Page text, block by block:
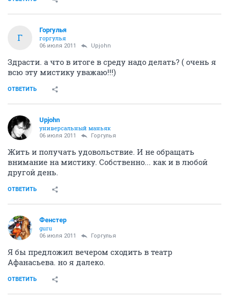
Г
Горгулья
горгулья
06 июля 2011 Upjohn
Здрасти. а что в итоге в среду надо делать? ( очень я
всю эту мистику уважаю!!!)
ОТВЕТИТЬ
Upjohn
универсальный маньяк
06 июля 2011 Горгулья
Жить и получать удовольствие. И не обращать
внимание на мистику. Собственно... как и в любой
другой день.
ОТВЕТИТЬ
Фенстер
guru
06 июля 2011 Горгулья
Я бы предложил вечером сходить в театр
Афанасьева. но я далеко.
ОТВЕТИТЬ